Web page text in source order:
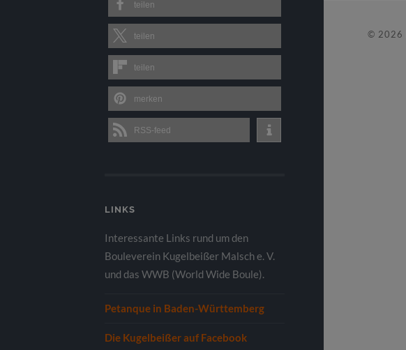
teilen
teilen
teilen
merken
RSS-feed
LINKS
Interessante Links rund um den
Bouleverein Kugelbeißer Malsch e. V.
und das WWB (World Wide Boule).
Petanque in Baden-Württemberg
Die Kugelbeißer auf Facebook
© 2026